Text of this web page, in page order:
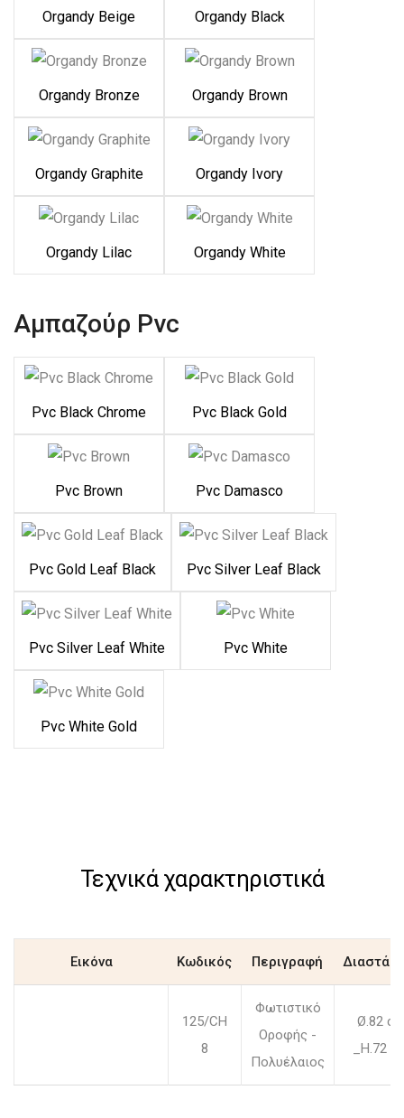
Organdy Beige Organdy Black
Organdy Bronze Organdy Brown
Organdy Graphite Organdy Ivory
Organdy Lilac Organdy White
Αμπαζούρ Pvc
Pvc Black Chrome Pvc Black Gold
Pvc Brown Pvc Damasco
Pvc Gold Leaf Black Pvc Silver Leaf Black
Pvc Silver Leaf White Pvc White
Pvc White Gold
Τεχνικά χαρακτηριστικά
Εικόνα Κωδικός Περιγραφή
125/CH
8
Φωτιστικό
Οροφής -
Πολυέλαιος
Ø.82
_H.72